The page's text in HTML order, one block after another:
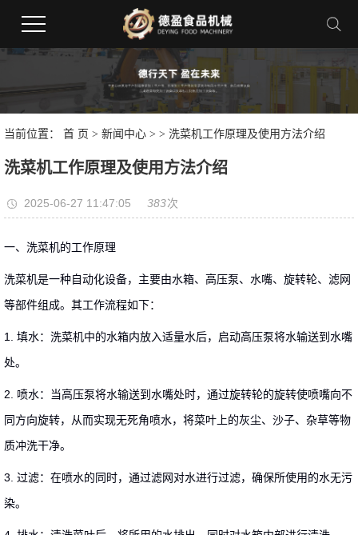
当前位置： 首 页 > 新闻中心 > > 洗菜机工作原理及使用方法介绍
洗菜机工作原理及使用方法介绍
2025-06-27 11:47:05 383次
一、洗菜机的工作原理
洗菜机是一种自动化设备，主要由水箱、高压泵、水嘴、旋转轮、滤网
等部件组成。其工作流程如下：
1. 填水：洗菜机中的水箱内放入适量水后，启动高压泵将水输送到水嘴
处。
2. 喷水：当高压泵将水输送到水嘴处时，通过旋转轮的旋转使喷嘴向不
同方向旋转，从而实现无死角喷水，将菜叶上的灰尘、沙子、杂草等物
质冲洗干净。
3. 过滤：在喷水的同时，通过滤网对水进行过滤，确保所使用的水无污
染。